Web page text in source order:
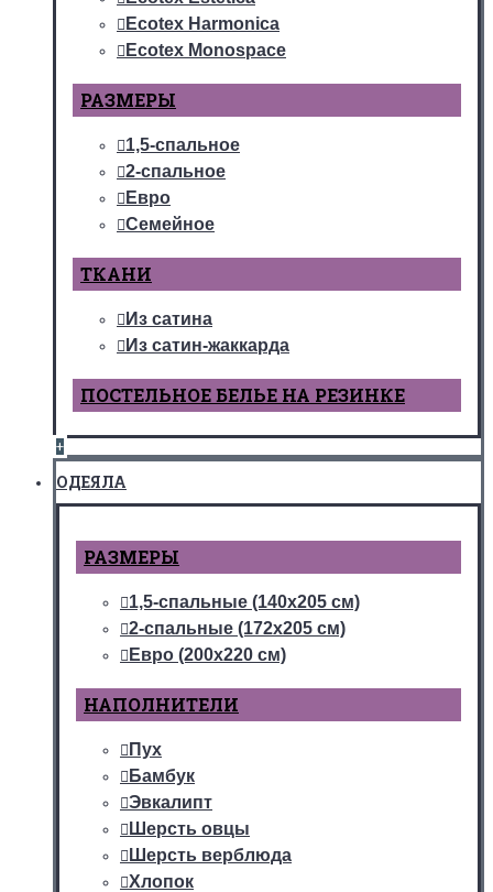
Ecotex Harmonica
Ecotex Monospace
РАЗМЕРЫ
1,5-спальное
2-спальное
Евро
Семейное
ТКАНИ
Из сатина
Из сатин-жаккарда
ПОСТЕЛЬНОЕ БЕЛЬЕ НА РЕЗИНКЕ
+
ОДЕЯЛА
РАЗМЕРЫ
1,5-спальные (140х205 см)
2-спальные (172х205 см)
Евро (200х220 см)
НАПОЛНИТЕЛИ
Пух
Бамбук
Эвкалипт
Шерсть овцы
Шерсть верблюда
Хлопок